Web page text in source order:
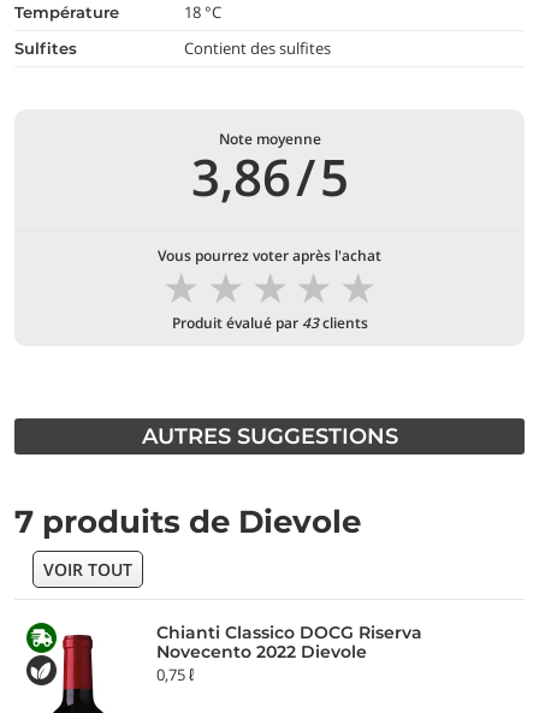
température 18 °C
Sulfites Contient des sulfites
Note moyenne
3,86/5
Vous pourrez voter après l'achat
★
★
★
★
★
Produit évalué par43clients
AUTRES SUGGESTIONS
7 produits de Dievole
VOIR TOUT
Chianti Classico DOCG Riserva
Novecento 2022 Dievole
0,75 ℓ